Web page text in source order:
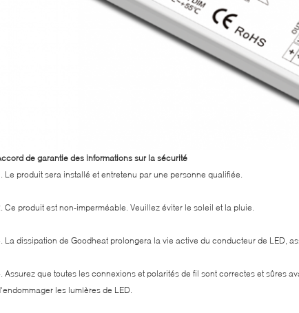
de garantie des informations sur la sécurité
Le produit sera installé et entretenu par une personne qualifiée.
Ce produit est non-imperméable. Veuillez éviter le soleil et la pluie.
La dissipation de Goodheat prolongera la vie active du conducteur de LED,
Assurez que toutes les connexions et polarités de fil sont correctes et sûres
les lumières de LED.